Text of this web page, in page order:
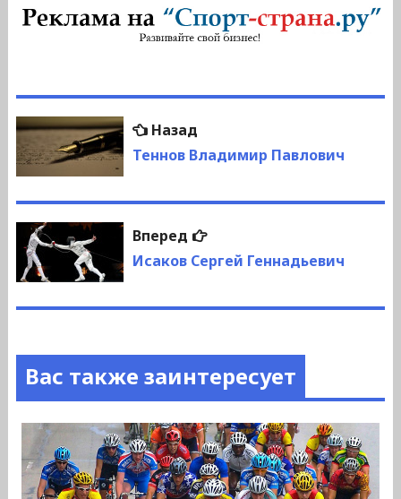
Навигация
по
записям
НазадПредыдущая
запись:
Теннов Владимир Павлович
Вперед
Следующая
запись:
Исаков Сергей Геннадьевич
Вас также заинтересует